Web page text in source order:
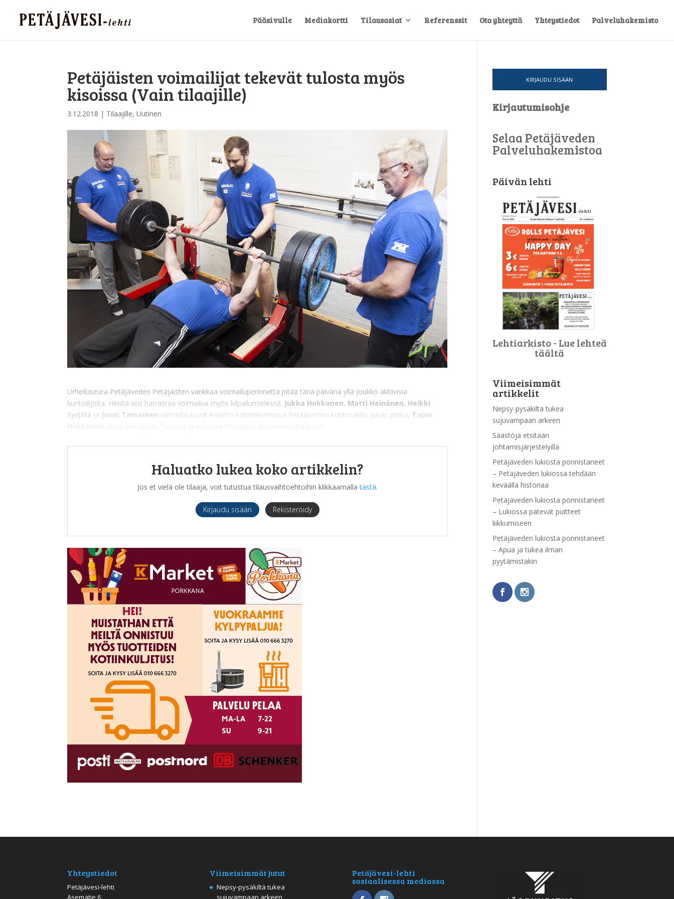
Pääsivulle Mediakortti Tilausasiat Referenssit Ota yhteyttä Yhteystiedot Palveluhakemisto
Petäjäisten voimailijat tekevät tulosta myös
kisoissa (Vain tilaajille)
3.12.2018 | Tilaajille,Uutinen
Urheiluseura Petäjäveden Petäjäisten vankkaa voimailuperinnettä pitää tänä päivänä yllä joukko aktiivisia
kuntoilijoita. Heistä viisi harrastaa voimailua myös kilpailumielessä. Jukka Hokkanen, Matti Heinänen, Heikki
Syrjälä ja Jouni Tarvainenvalmistautuvat kisoihin kotimaisemissa Petäjäveden kuntosalilla. Jukan poika, Tapio
Haluatko lukea koko artikkelin?
Jos et vielä ole tilaaja, voit tutustua tilausvaihtoehtoihin klikkaamallatästä.
Kirjaudu sisään Rekisteröidy
KIRJAUDU SISÄÄN
Kirjautumisohje
Selaa Petäjäveden
Palveluhakemistoa
Päivän lehti
Lehtiarkisto - Lue lehteä
täältä
Viimeisimmät
artikkelit
Nepsy-pysäkiltä tukea
sujuvampaan arkeen
Säästöjä etsitään
johtamisjärjestelyillä
Petäjäveden lukiosta ponnistaneet
– Petäjäveden lukiossa tehdään
keväällä historiaa
Petäjäveden lukiosta ponnistaneet
– Lukiossa pätevät puitteet
liikkumiseen
Petäjäveden lukiosta ponnistaneet
– Apua ja tukea ilman
pyytämistäkin
Yhteystiedot
Petäjävesi-lehti
Asematie 6
Viimeisimmät jutut
Nepsy-pysäkiltä tukea
sujuvampaan arkeen
Petäjävesi-lehti
sosiaalisessa mediassa